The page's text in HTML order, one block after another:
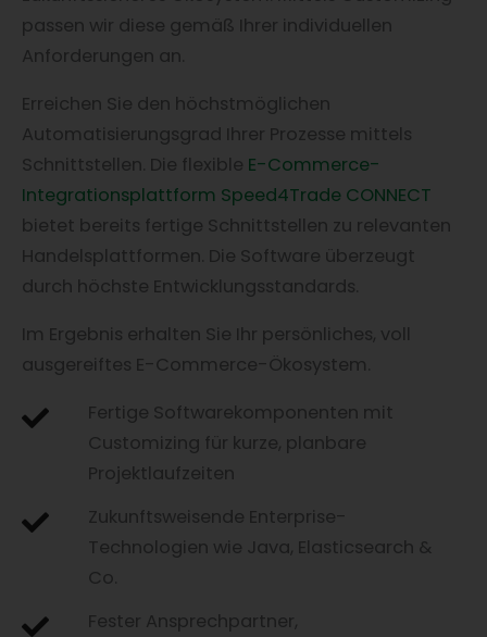
passen wir diese gemäß Ihrer individuellen
Anforderungen an.
Erreichen Sie den höchstmöglichen
Automatisierungsgrad Ihrer Prozesse mittels
Schnittstellen. Die flexible E-Commerce-
Integrationsplattform Speed4Trade CONNECT
bietet bereits fertige Schnittstellen zu relevanten
Handelsplattformen. Die Software überzeugt
durch höchste Entwicklungsstandards.
Im Ergebnis erhalten Sie Ihr persönliches, voll
ausgereiftes E-Commerce-Ökosystem.
Fertige Softwarekomponenten mit
Customizing für kurze, planbare
Projektlaufzeiten
Zukunftsweisende Enterprise-
Technologien wie Java, Elasticsearch &
Co.
Fester Ansprechpartner,